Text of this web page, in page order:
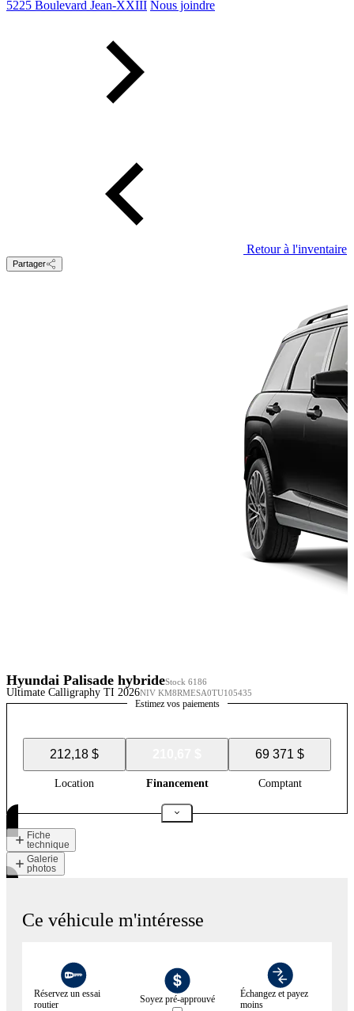
5225 Boulevard Jean-XXIII Nous joindre
Retour à l'inventaire
Partager
Hyundai Palisade hybrideStock 6186
Ultimate Calligraphy TI 2026NIV KM8RMESA0TU105435
Estimez vos paiements
212,18 $ 69 371 $
Location Financement Comptant
Fiche
technique
Galerie
photos
Ce véhicule m'intéresse
Réservez un essai
routier
Soyez pré-approuvé
Échangez et payez
moins